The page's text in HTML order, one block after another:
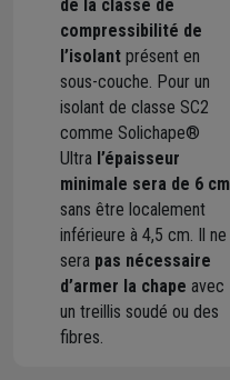
de la classe de
compressibilité de
l’isolant présent en
sous-couche. Pour un
isolant de classe SC2
comme Solichape®
Ultra l’épaisseur
minimale sera de 6 cm
sans être localement
inférieure à 4,5 cm. Il ne
sera pas nécessaire
d’armer la chape avec
un treillis soudé ou des
fibres.